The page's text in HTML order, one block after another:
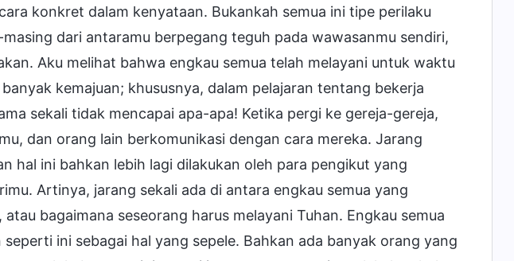
konkret dalam kenyataan. Bukankah semua ini tipe perilaku
dari antaramu berpegang teguh pada wawasanmu sendiri,
Aku melihat bahwa engkau semua telah melayani untuk waktu
kemajuan; khususnya, dalam pelajaran tentang bekerja
sekali tidak mencapai apa-apa! Ketika pergi ke gereja-gereja,
dan orang lain berkomunikasi dengan cara mereka. Jarang
hal ini bahkan lebih lagi dilakukan oleh para pengikut yang
Artinya, jarang sekali ada di antara engkau semua yang
bagaimana seseorang harus melayani Tuhan. Engkau semua
ini sebagai hal yang sepele. Bahkan ada banyak orang yang